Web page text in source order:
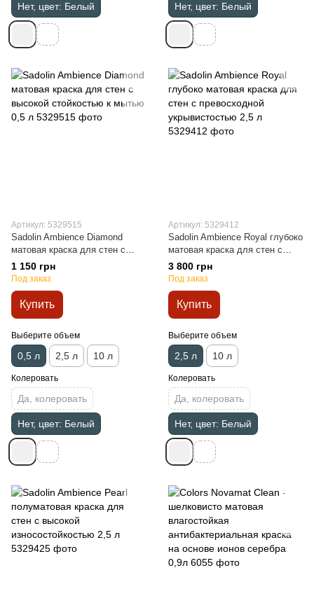
Нет, цвет: Белый Нет, цвет: Белый
Артикул: 5329515
Sadolin Ambience Diamond
матовая краска для стен c
высокой стойкостью к мытью
0,5 л
1 150 грн
Под заказ
Купить
Выберите объем
0,5 л 2,5 л 10 л
Колеровать
Да, колеровать
Нет, цвет: Белый
Артикул: 5329412
Sadolin Ambience Royal глубоко
матовая краска для стен с
превосходной укрывистостью
2,5 л
3 800 грн
Под заказ
Купить
Выберите объем
2,5 л 10 л
Колеровать
Да, колеровать
Нет, цвет: Белый